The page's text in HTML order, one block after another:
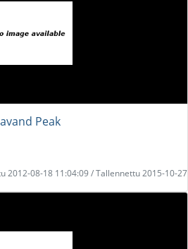
Peak
2012-08-18 11:04:09 / Tallennettu 2015-10-27